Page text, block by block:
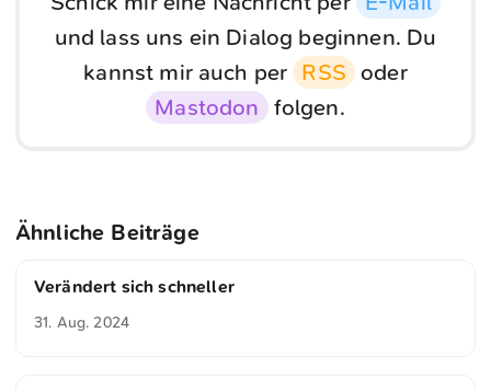
und lass uns ein Dialog beginnen. Du
kannst mir auch per RSS oder
Mastodon folgen.
Ähnliche Beiträge
Verändert sich schneller
31. Aug. 2024